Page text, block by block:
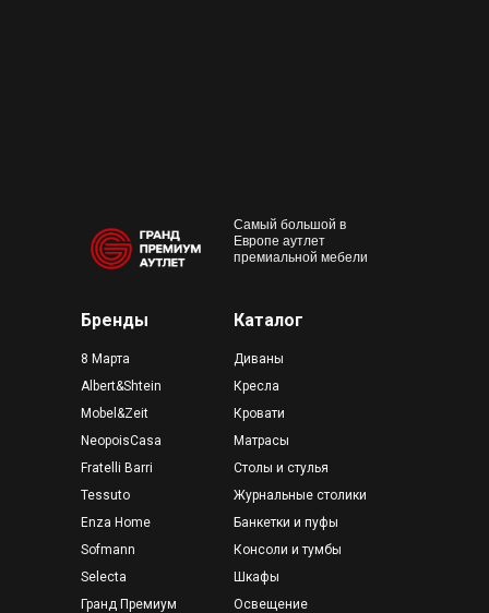
Кресла
Столы и стулья
Матрасы
Шкафы
Освещение
Диваны
Журнальные столики
Банкетки и пуфы
Консоли и тумбы
Кровати
Самый большой в
Европе аутлет
премиальной мебели
Каталог
Бренды
Mobel&Zeit
Tessuto
8 Марта
Fratelli Barri
Sofmann
Selecta
Enza Home
Albert&Shtein
NeopoisCasa
Гранд Премиум